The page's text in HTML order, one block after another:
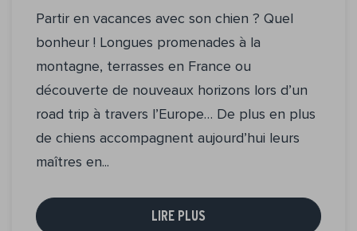
Partir en vacances avec son chien ? Quel
bonheur ! Longues promenades à la
montagne, terrasses en France ou
découverte de nouveaux horizons lors d’un
road trip à travers l’Europe… De plus en plus
de chiens accompagnent aujourd’hui leurs
maîtres en...
LIRE PLUS